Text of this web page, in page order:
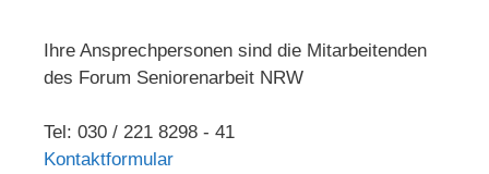
Ihre Ansprechpersonen sind die Mitarbeitenden
des Forum Seniorenarbeit NRW
Tel: 030 / 221 8298 - 41
Kontaktformular